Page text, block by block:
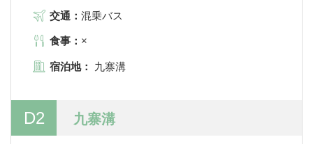
交通： 混乗バス
食事： ×
宿泊地： 九寨溝
D2 九寨溝